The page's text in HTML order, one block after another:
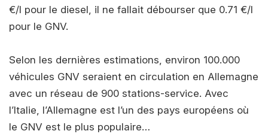
€/l pour le diesel, il ne fallait débourser que 0.71 €/l
pour le GNV.
Selon les dernières estimations, environ 100.000
véhicules GNV seraient en circulation en Allemagne
avec un réseau de 900 stations-service. Avec
l’Italie, l’Allemagne est l’un des pays européens où
le GNV est le plus populaire…